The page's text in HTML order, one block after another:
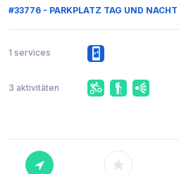
#33776 - PARKPLATZ TAG UND NACHT
1 services
3 aktivitäten